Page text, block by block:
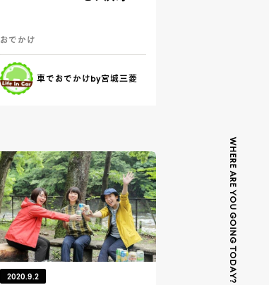
WHERE ARE YOU GOING TODAY?
おでかけ
車でおでかけby宮城三菱
2020.9.2